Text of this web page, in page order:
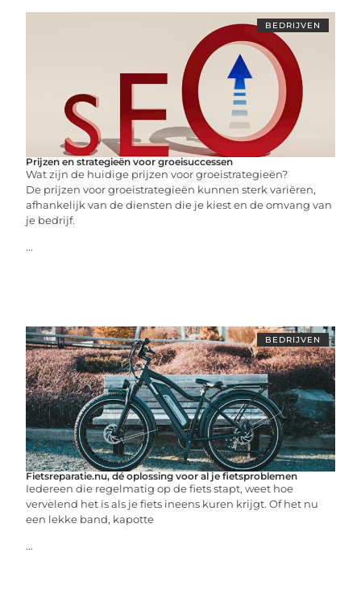
BEDRIJVEN
Prijzen en strategieën voor groeisuccessen
Wat zijn de huidige prijzen voor groeistrategieën?
De prijzen voor groeistrategieën kunnen sterk variëren,
afhankelijk van de diensten die je kiest en de omvang van
je bedrijf.
...
BEDRIJVEN
Fietsreparatie.nu, dé oplossing voor al je fietsproblemen
Iedereen die regelmatig op de fiets stapt, weet hoe
vervelend het is als je fiets ineens kuren krijgt. Of het nu
een lekke band, kapotte
...